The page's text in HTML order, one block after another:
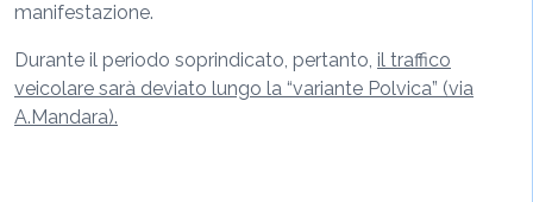
manifestazione.
Durante il periodo soprindicato, pertanto, il traffico
veicolare sarà deviato lungo la “variante Polvica” (via
A.Mandara).